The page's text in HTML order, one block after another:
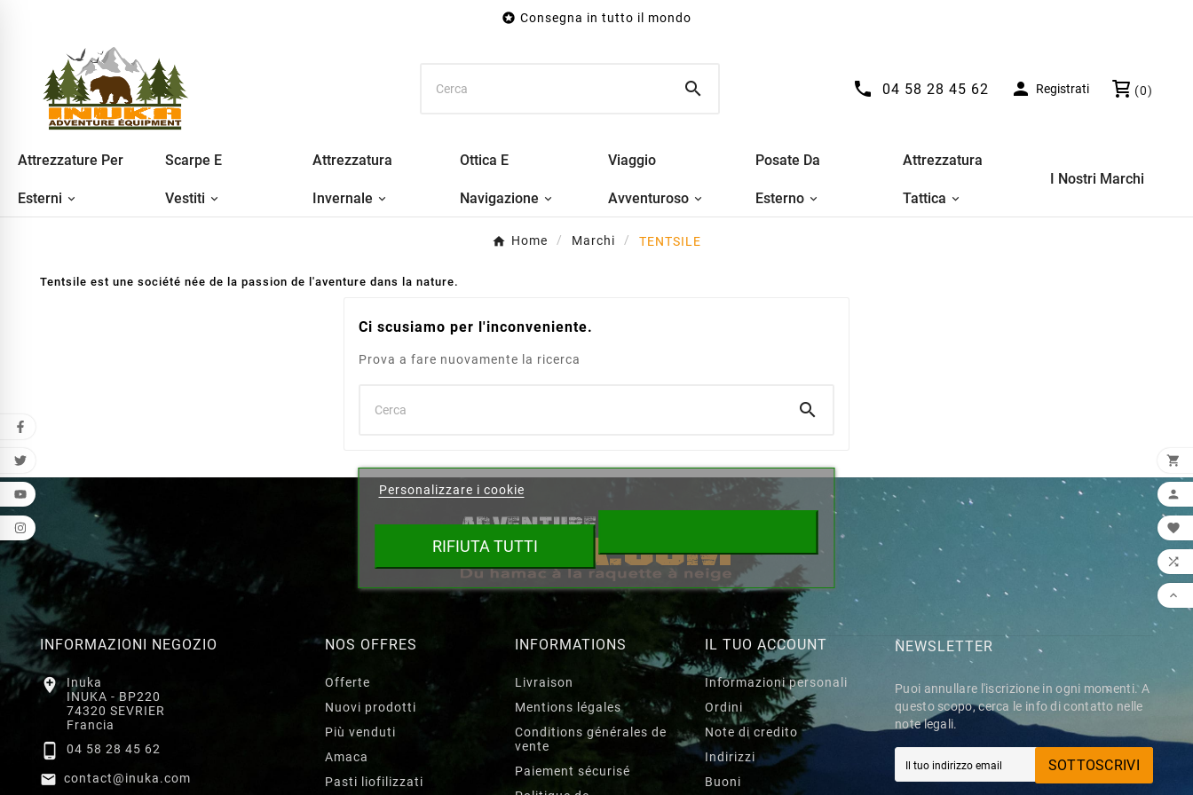
 Consegna in tutto il mondo
  04 58 28 45 62  Registrati (0)
Attrezzature Per
Esterni
Scarpe E
Vestiti
Attrezzatura
Invernale
Ottica E
Navigazione
Viaggio
Avventuroso
Posate Da
Esterno
Attrezzatura
Tattica
I Nostri Marchi
Home Marchi TENTSILE
Tentsile est une société née de la passion de l'aventure dans la nature.
Ci scusiamo per l'inconveniente.
Prova a fare nuovamente la ricerca

INFORMAZIONI NEGOZIO
 Inuka
INUKA - BP220
74320 SEVRIER
Francia
 04 58 28 45 62
 contact@inuka.com
NOS OFFRES
Offerte
Nuovi prodotti
Più venduti
Amaca
Pasti liofilizzati
INFORMATIONS
Livraison
Mentions légales
Conditions générales de
vente
Paiement sécurisé
IL TUO ACCOUNT
Informazioni personali
Ordini
Note di credito
Indirizzi
Buoni
NEWSLETTER
Puoi annullare l'iscrizione in ogni momenti. A
questo scopo, cerca le info di contatto nelle
note legali.
SOTTOSCRIVI
×
Nome lista dei desideri
Crea lista dei desideri
Personalizzare i cookie
RIFIUTA TUTTI




